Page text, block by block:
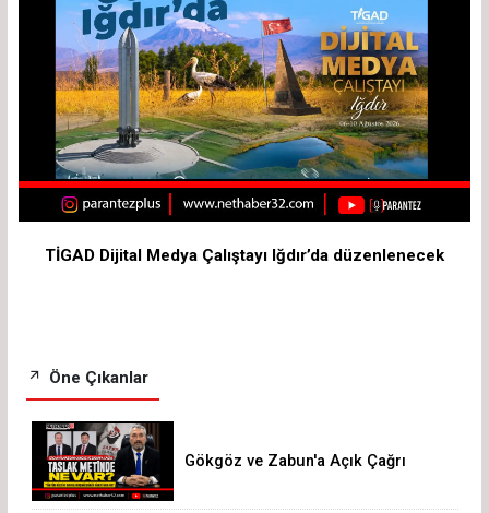
TİGAD Dijital Medya Çalıştayı Iğdır’da düzenlenecek
Öne Çıkanlar
Gökgöz ve Zabun'a Açık Çağrı